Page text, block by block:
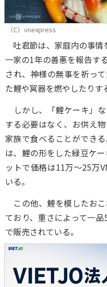
（C）vnexpress
吐君節は、家庭内の事情
一家の1年の善悪を報告す
され、神様の無事を祈っ
た鯉や冥器を燃やしたりす
しかし、「鯉ケーキ」
する必要はなく、お供え
家族で食べることができ
は、鯉の形をした緑豆ケ
ットで価格は11万～25万
いる。
この他、鯉を模したお
ており、重さによって一
で販売されている。